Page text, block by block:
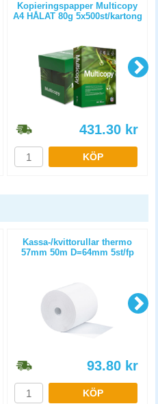
Kopieringspapper Multicopy
A4 HÅLAT 80g 5x500st/kartong
431.30 kr
KÖP
Kassa-/kvittorullar thermo
57mm 50m D=64mm 5st/fp
93.80 kr
KÖP